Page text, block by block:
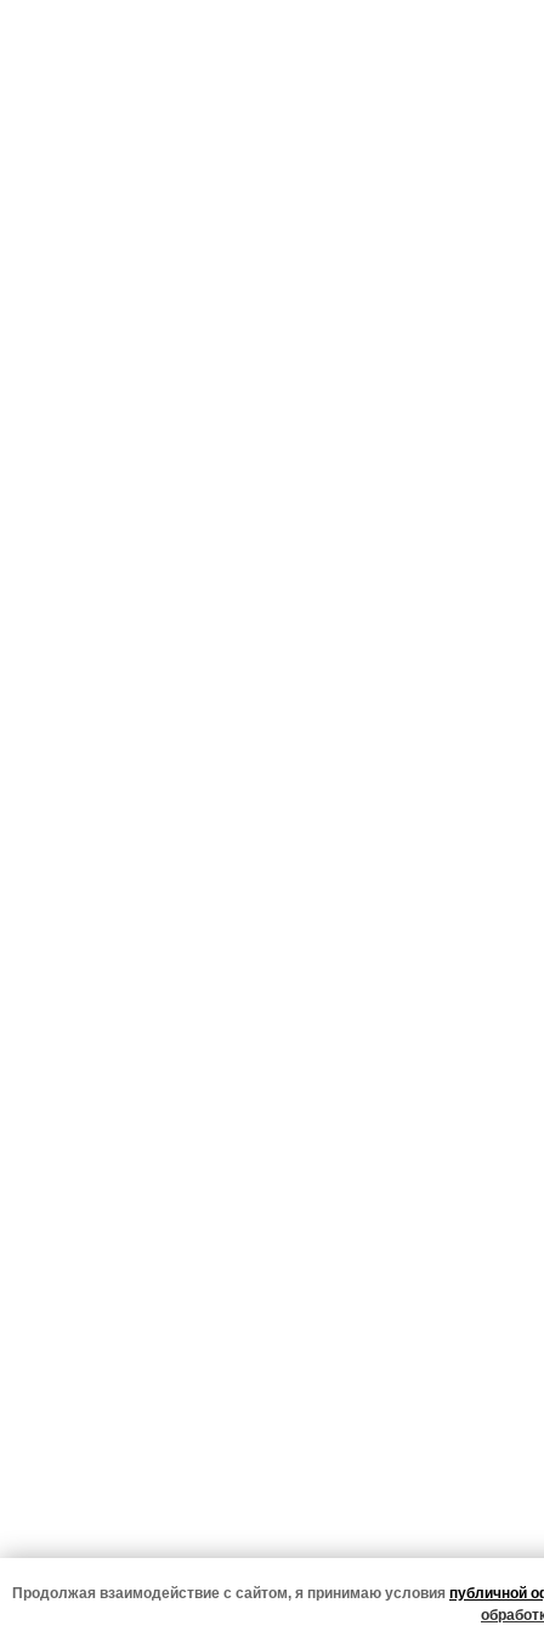
Продолжая взаимодействие с сайтом, я принимаю условия публичной